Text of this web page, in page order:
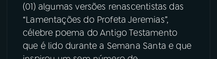
06 VIDEOCASTS
07ÚLTIMAS
(01) algumas versões renascentistas das
“Lamentações do Profeta Jeremias”,
célebre poema do Antigo Testamento
que é lido durante a Semana Santa e que